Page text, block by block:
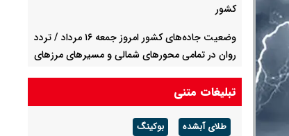
کشور
وضعیت جاده‌های کشور امروز جمعه ۱۶ مرداد / تردد
روان در تمامی محورهای شمالی و مسیرهای مرزهای
انفجارهای کنترل‌شده در استان بوشهر
تبلیغات متنی
طلای آبشده بوکینگ